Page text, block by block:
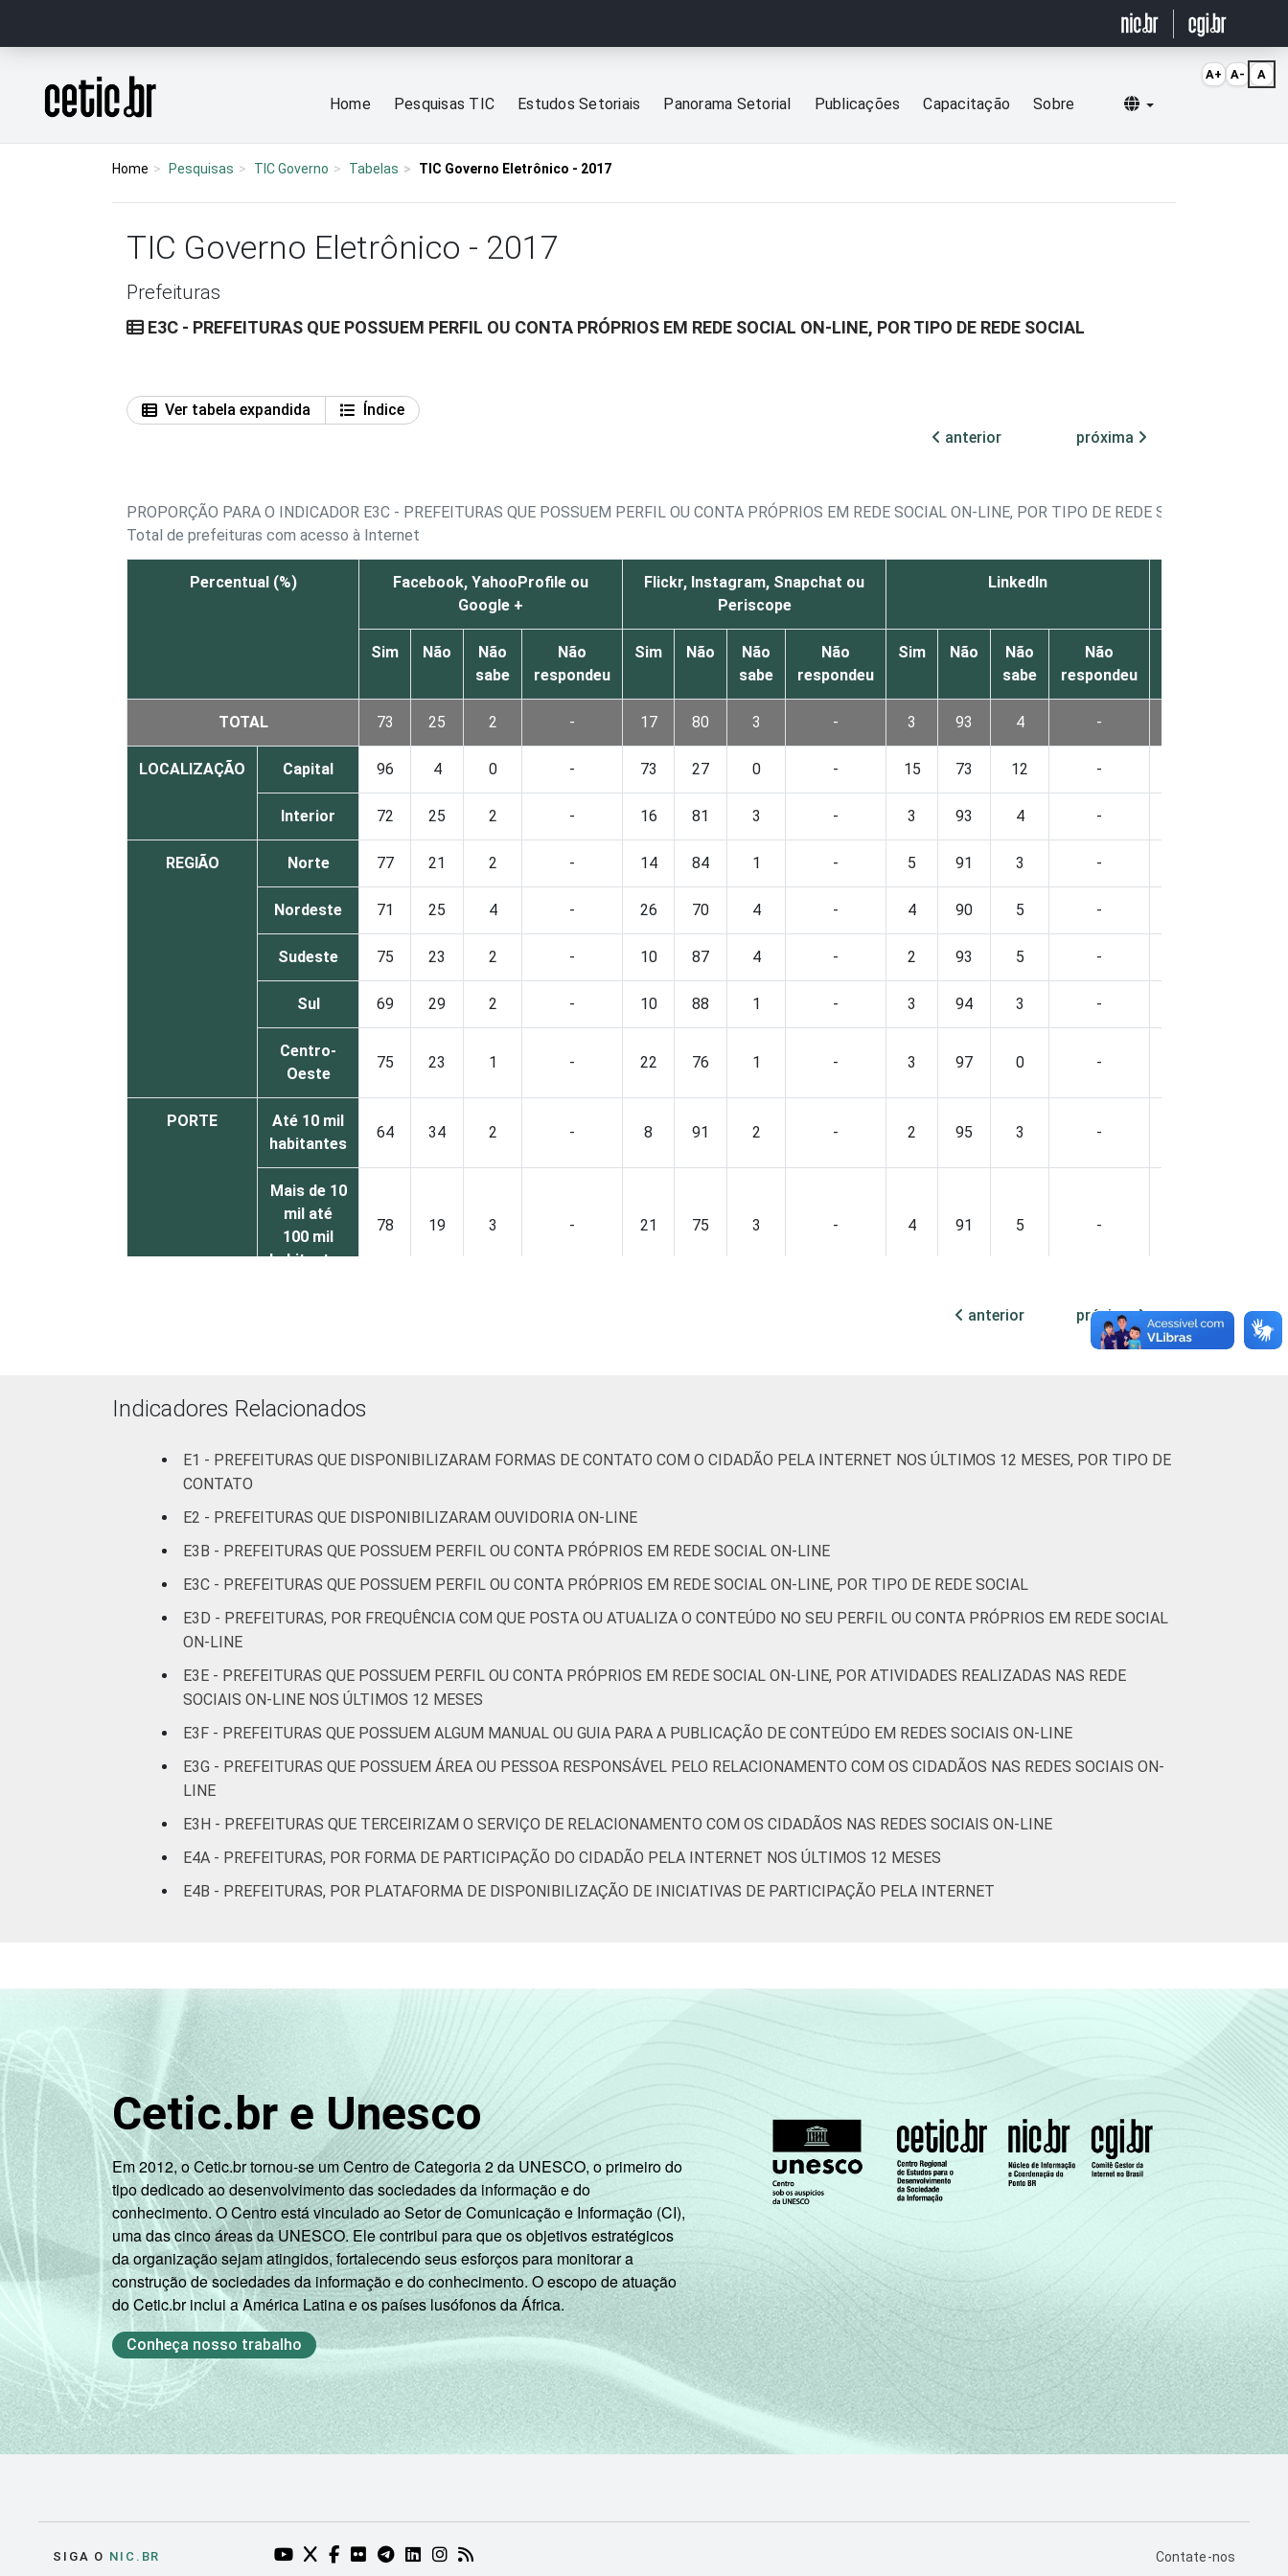
Página inicial
Home Pesquisas TIC Estudos Setoriais Panorama Setorial Publicações Capacitação Sobre Selecionar idioma
Home Pesquisas TIC Governo Tabelas TIC Governo Eletrônico - 2017
TIC Governo Eletrônico - 2017
Prefeituras
E3C - PREFEITURAS QUE POSSUEM PERFIL OU CONTA PRÓPRIOS EM REDE SOCIAL ON-LINE, POR TIPO DE REDE SOCIAL
Ver tabela expandida
Índice
anterior
próxima
PROPORÇÃO PARA O INDICADOR E3C - PREFEITURAS QUE POSSUEM PERFIL OU CONTA PRÓPRIOS EM REDE SOCIAL ON-LINE, POR TIPO DE REDE SOCIAL
Total de prefeituras com acesso à Internet
Percentual (%)
Facebook, YahooProfile ou
Google +
Flickr, Instagram, Snapchat ou
Periscope
LinkedIn
Sim Não
Não
sabe
Não
respondeu
Sim Não
Não
sabe
Não
respondeu
Sim Não
Não
sabe
Não
respondeu
TOTAL 73 25 2 - 17 80 3 - 3 93 4 -
LOCALIZAÇÃO Capital 96 4 0 - 73 27 0 - 15 73 12 -
Interior 72 25 2 - 16 81 3 - 3 93 4 -
REGIÃO Norte 77 21 2 - 14 84 1 - 5 91 3 -
Nordeste 71 25 4 - 26 70 4 - 4 90 5 -
Sudeste 75 23 2 - 10 87 4 - 2 93 5 -
Sul 69 29 2 - 10 88 1 - 3 94 3 -
Centro-
Oeste
75 23 1 - 22 76 1 - 3 97 0 -
PORTE
Até 10 mil
habitantes
64 34 2 - 8 91 2 - 2 95 3 -
Mais de 10
mil até
100 mil
habitantes
78 19 3 - 21 75 3 - 4 91 5 -
habitantes
- 40 52 8
500 mil
98 3 0 - 78 20 3 - 8 80 13 - 75
Fonte: CGI.br/NIC.br, Centro Regional de Estudos para o Desenvolvimento da Sociedade da Informação (Cetic.br), Pesquisa sobre o uso das
anterior próxima
Indicadores Relacionados
E1 - PREFEITURAS QUE DISPONIBILIZARAM FORMAS DE CONTATO COM O CIDADÃO PELA INTERNET NOS ÚLTIMOS 12 MESES, POR TIPO DE
CONTATO
E2 - PREFEITURAS QUE DISPONIBILIZARAM OUVIDORIA ON-LINE
E3B - PREFEITURAS QUE POSSUEM PERFIL OU CONTA PRÓPRIOS EM REDE SOCIAL ON-LINE
E3C - PREFEITURAS QUE POSSUEM PERFIL OU CONTA PRÓPRIOS EM REDE SOCIAL ON-LINE, POR TIPO DE REDE SOCIAL
E3D - PREFEITURAS, POR FREQUÊNCIA COM QUE POSTA OU ATUALIZA O CONTEÚDO NO SEU PERFIL OU CONTA PRÓPRIOS EM REDE SOCIAL
ON-LINE
E3E - PREFEITURAS QUE POSSUEM PERFIL OU CONTA PRÓPRIOS EM REDE SOCIAL ON-LINE, POR ATIVIDADES REALIZADAS NAS REDE
SOCIAIS ON-LINE NOS ÚLTIMOS 12 MESES
E3F - PREFEITURAS QUE POSSUEM ALGUM MANUAL OU GUIA PARA A PUBLICAÇÃO DE CONTEÚDO EM REDES SOCIAIS ON-LINE
E3G - PREFEITURAS QUE POSSUEM ÁREA OU PESSOA RESPONSÁVEL PELO RELACIONAMENTO COM OS CIDADÃOS NAS REDES SOCIAIS ON-
LINE
E3H - PREFEITURAS QUE TERCEIRIZAM O SERVIÇO DE RELACIONAMENTO COM OS CIDADÃOS NAS REDES SOCIAIS ON-LINE
E4A - PREFEITURAS, POR FORMA DE PARTICIPAÇÃO DO CIDADÃO PELA INTERNET NOS ÚLTIMOS 12 MESES
E4B - PREFEITURAS, POR PLATAFORMA DE DISPONIBILIZAÇÃO DE INICIATIVAS DE PARTICIPAÇÃO PELA INTERNET
Cetic.br e Unesco
Em 2012, o Cetic.br tornou-se um Centro de Categoria 2 da UNESCO, o primeiro do
tipo dedicado ao desenvolvimento das sociedades da informação e do
conhecimento. O Centro está vinculado ao Setor de Comunicação e Informação (CI),
uma das cinco áreas da UNESCO. Ele contribui para que os objetivos estratégicos
da organização sejam atingidos, fortalecendo seus esforços para monitorar a
construção de sociedades da informação e do conhecimento. O escopo de atuação
do Cetic.br inclui a América Latina e os países lusófonos da África.
Conheça nosso trabalho
SIGA O NIC.BR YOUTUBE DO NIC.BR (ABRE EM NOVA ABA)
TWITTER DO NIC.BR (ABRE EM NOVA ABA)
FACEBOOK DO NIC.BR (ABRE EM NOVA ABA)
FLICKR DO NIC.BR (ABRE EM NOVA ABA)
TELEGRAM DO NIC.BR (ABRE EM NOVA ABA)
LINKEDIN DO NIC.BR (ABRE EM NOVA ABA)
INSTAGRAM DO NIC.BR (ABRE EM NOVA ABA)
RSS DO NIC.BR (ABRE EM NOVA ABA) PÁGINA DE
Contate-nos
A+ A- A